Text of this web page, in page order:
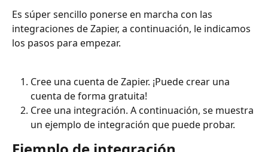
Es súper sencillo ponerse en marcha con las
integraciones de Zapier, a continuación, le indicamos
los pasos para empezar.
Cree una cuenta de Zapier. ¡Puede crear una
cuenta de forma gratuita!
Cree una integración. A continuación, se muestra
un ejemplo de integración que puede probar.